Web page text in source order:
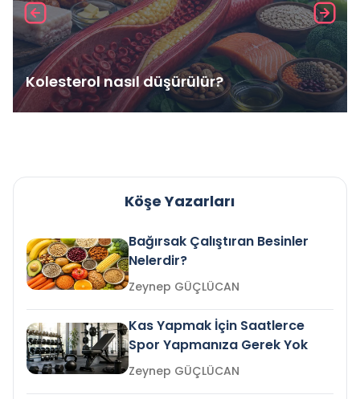
Kolesterol nasıl düşürülür?
Köşe Yazarları
Bağırsak Çalıştıran Besinler
Nelerdir?
Zeynep GÜÇLÜCAN
Kas Yapmak İçin Saatlerce
Spor Yapmanıza Gerek Yok
Zeynep GÜÇLÜCAN